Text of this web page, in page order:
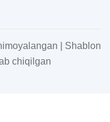
| Shablon
chiqilgan